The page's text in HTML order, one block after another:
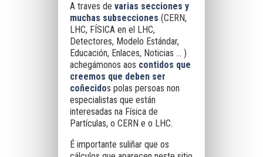
A traves de varias secciones y
muchas subsecciones (CERN,
LHC, FÍSICA en el LHC,
Detectores, Modelo Estándar,
Educación, Enlaces, Noticias ... )
achegámonos aos contidos que
creemos que deben ser
coñecidos polas persoas non
especialistas que están
interesadas na Física de
Partículas, o CERN e o LHC.
É importante suliñar que os